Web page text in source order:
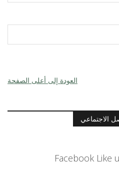
العودة إلى أعلى الصفحة
الاجتماعي
Facebook Like